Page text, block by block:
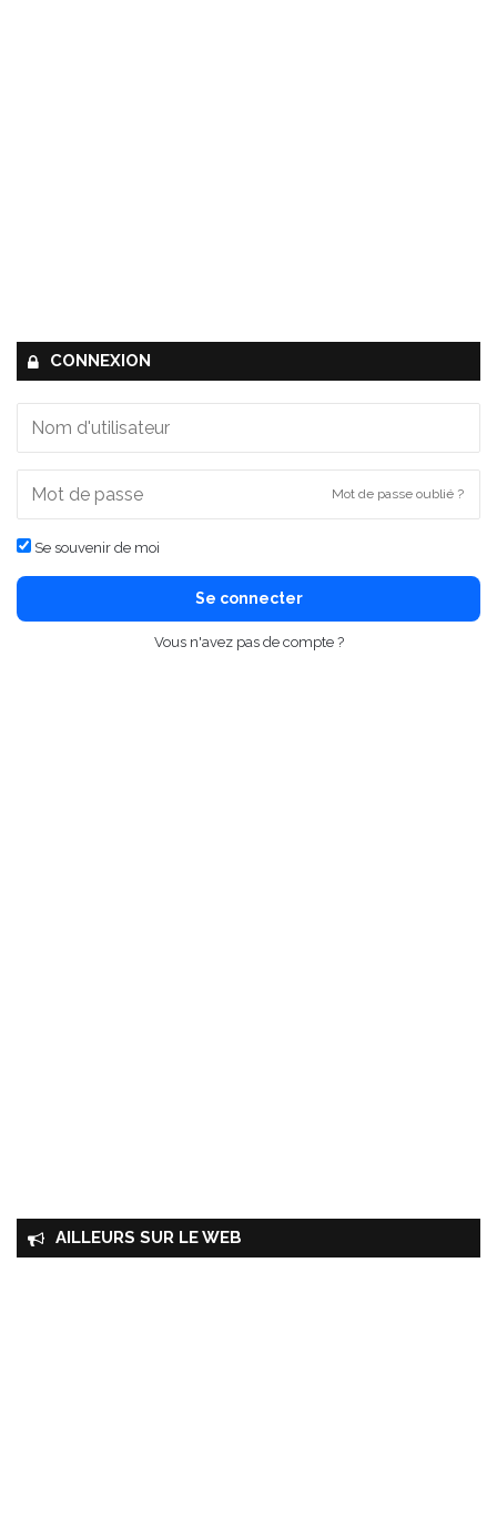
CONNEXION
Mot de passe oublié ?
Se souvenir de moi
Se connecter
Vous n'avez pas de compte ?
AILLEURS SUR LE WEB